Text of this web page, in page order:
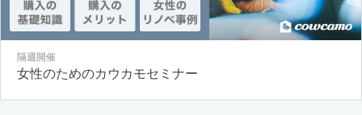
隔週開催
女性のためのカウカモセミナー